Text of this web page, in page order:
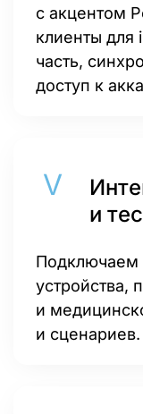
с акцентом
клиенты для
часть,
доступ к
и
Подключаем
устройства,
и
и сценариев.